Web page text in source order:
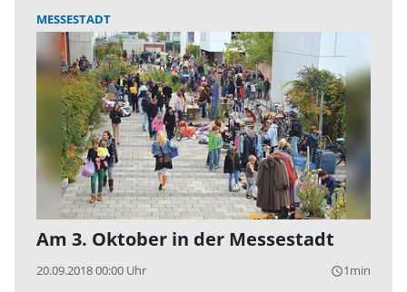
MESSESTADT
Am 3. Oktober in der Messestadt
20.09.2018 00:00 Uhr query_builder1min